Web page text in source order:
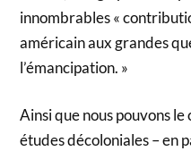
innombrables «
américain aux grandes
l’émancipation. »
Ainsi que nous pouvons
études décoloniales – en